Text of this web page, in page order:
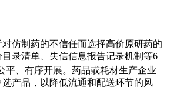
仿制药的不信任而选择高价原研药的
录清单、失信信息报告记录机制等6
平、有序开展。药品或耗材生产企业
产品，以降低流通和配送环节的风